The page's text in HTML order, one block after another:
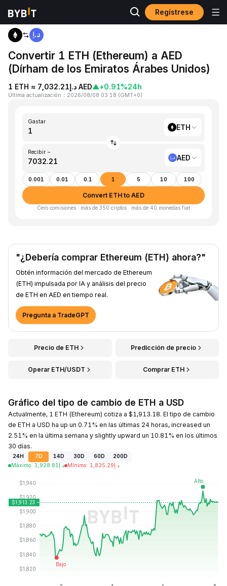
Regístrese
Inicio ETH to AED
Convertir 1 ETH (Ethereum) a AED
(Dírham de los Emiratos Árabes Unidos)
1 ETH ≈ د.إ7,032.21 AED▲+0.91%24h
Última actualización ： 2026/08/08 03:18 (GMT+0)
Gastar
ETH
Recibir ~
AED
0.001 0.01 0.1 1 5 10 100
Convert ETH to AED
Cero comisiones · más de 350 criptos · más de 40 monedas fiat
"¿Debería comprar Ethereum (ETH) ahora?"
Obtén información del mercado de Ethereum
(ETH) impulsada por IA y análisis del precio
de ETH en AED en tiempo real.
Pregunta a TradeGPT
Precio de ETH Predicción de precio
Operar ETH/USDT Comprar ETH
Gráfico del tipo de cambio de ETH a USD
Actualmente, 1 ETH (Ethereum) cotiza a $1,913.18. El tipo de cambio
de ETH a USD ha up un 0.71% en las últimas 24 horas, increased un
2.51% en la última semana y slightly upward un 10.81% en los últimos
30 días.
24H 7D 14D 30D 60D
200D
Máximo: د.إ 1,928.81 Mínimo: د.إ1,835.29
Última actualización: 2026-08-08, 03:18 GMT+0